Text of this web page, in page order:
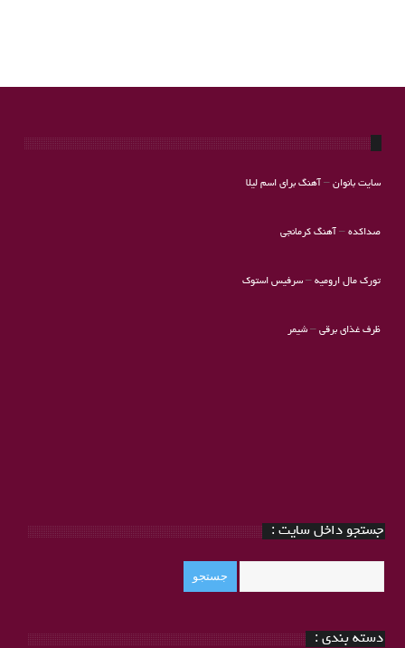
سایت بانوان– آهنگ برای اسم لیلا
صداکده– آهنگ کرمانجی
تورک مال ارومیه–سرفیس استوک
ظرف غذای برقی– شیمر
جستجو داخل سایت :
دسته بندی :